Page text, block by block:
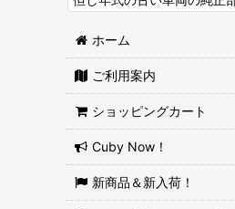
ホーム
ご利用案内
ショッピングカート
Cuby Now！
新商品＆新入荷！